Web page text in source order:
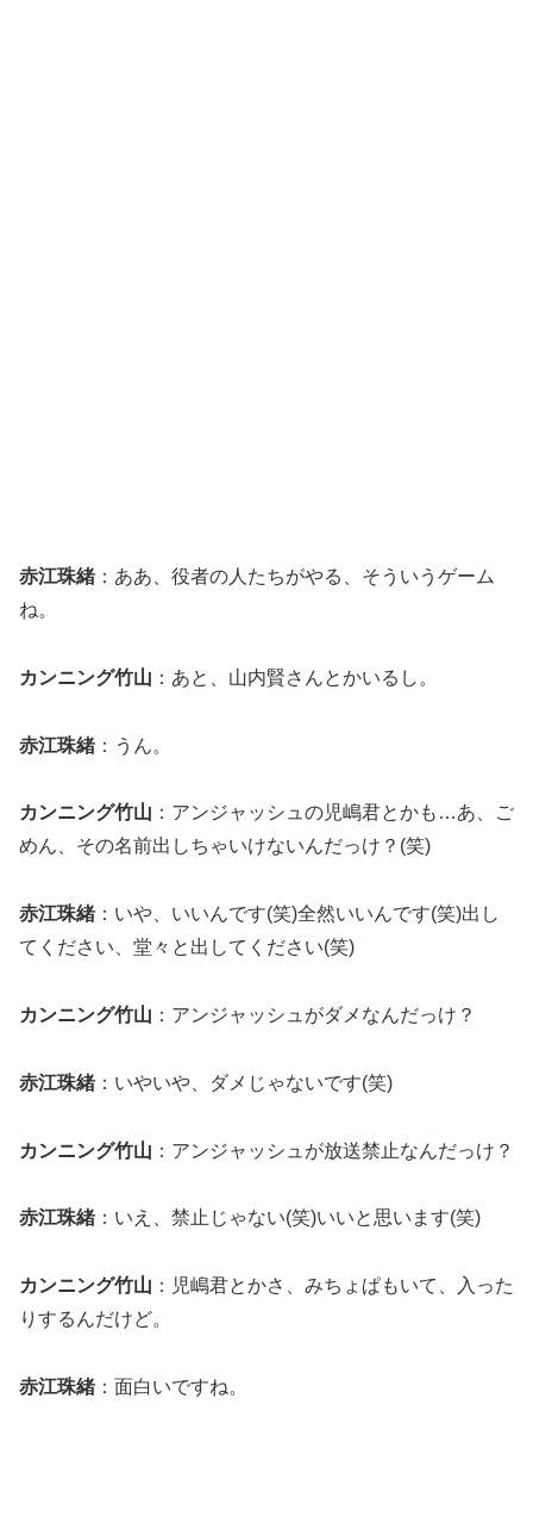
赤江珠緒 ：ああ、役者の人たちがやる、そういうゲーム
ね。
カンニング竹山 ：あと、山内賢さんとかいるし。
赤江珠緒 ：うん。
カンニング竹山 ：アンジャッシュの児嶋君とかも…あ、ご
めん、その名前出しちゃいけないんだっけ？(笑)
赤江珠緒 ：いや、いいんです(笑)全然いいんです(笑)出し
てください、堂々と出してください(笑)
カンニング竹山 ：アンジャッシュがダメなんだっけ？
赤江珠緒 ：いやいや、ダメじゃないです(笑)
カンニング竹山 ：アンジャッシュが放送禁止なんだっけ？
赤江珠緒 ：いえ、禁止じゃない(笑)いいと思います(笑)
カンニング竹山 ：児嶋君とかさ、みちょぱもいて、入った
りするんだけど。
赤江珠緒 ：面白いですね。